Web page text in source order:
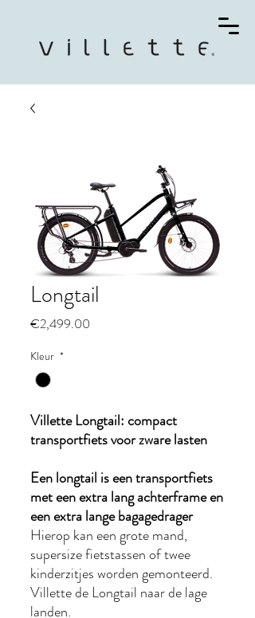
Longtail
€2,499.00
Kleur *
Villette Longtail: compact
transportfiets voor zware lasten
Een longtail is een transportfiets
met een extra lang achterframe en
een extra lange bagagedrager
Hierop kan een grote mand,
supersize fietstassen of twee
kinderzitjes worden gemonteerd.
Villette de Longtail naar de lage
landen.